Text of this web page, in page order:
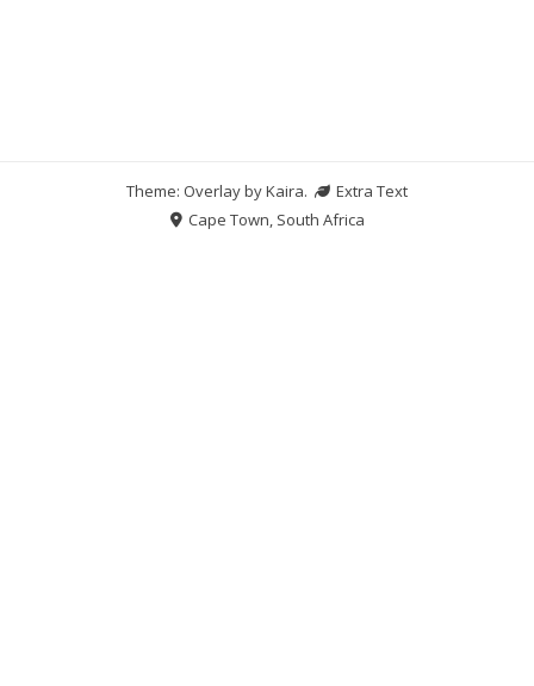
Theme: Overlay byKaira.
Extra Text
Cape Town, South Africa